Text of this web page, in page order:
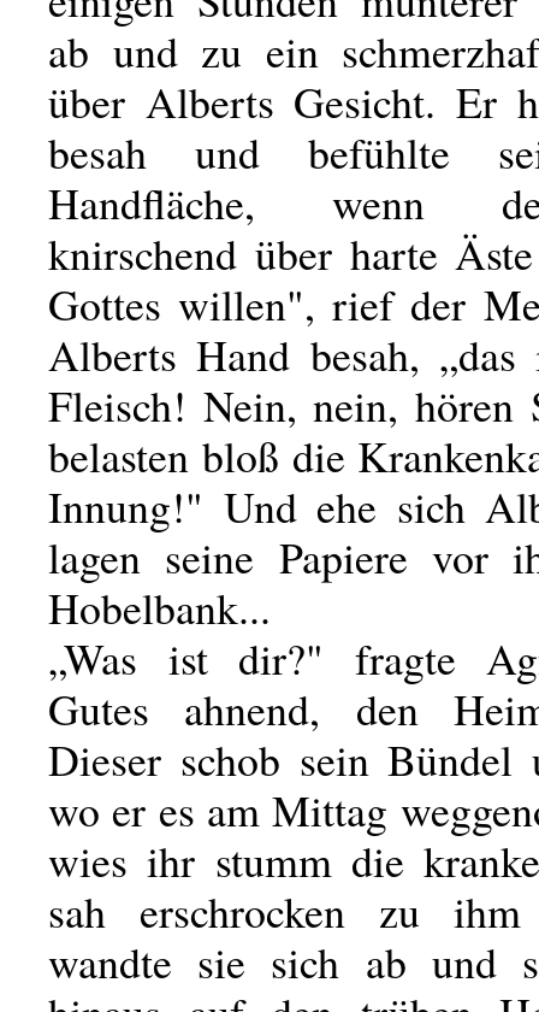
ab und zu ein
über Alberts Gesicht. Er
besah und befühlte
Handfläche, wenn
knirschend über harte
Gottes willen", rief der
Alberts Hand besah,
Fleisch! Nein, nein, hören
belasten bloß die
Innung!" Und ehe sich
lagen seine Papiere vor
Hobelbank...
„Was ist dir?" fragte
Gutes ahnend, den
Dieser schob sein Bündel
wo er es am Mittag
wies ihr stumm die
sah erschrocken zu
wandte sie sich ab und